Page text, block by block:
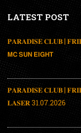
LATEST POST
𝐏𝐀𝐑𝐀𝐃𝐈𝐒𝐄 𝐂𝐋𝐔𝐁 |
𝗠𝗖 𝗦𝗨𝗡 𝗘𝗜𝗚𝗛𝗧
𝐏𝐀𝐑𝐀𝐃𝐈𝐒𝐄 𝐂𝐋𝐔𝐁 |
𝐋𝐀𝐒𝐄𝐑 31.07.2026